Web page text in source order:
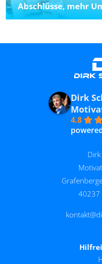
Abschlüsse, mehr
Dirk
4.8
40237